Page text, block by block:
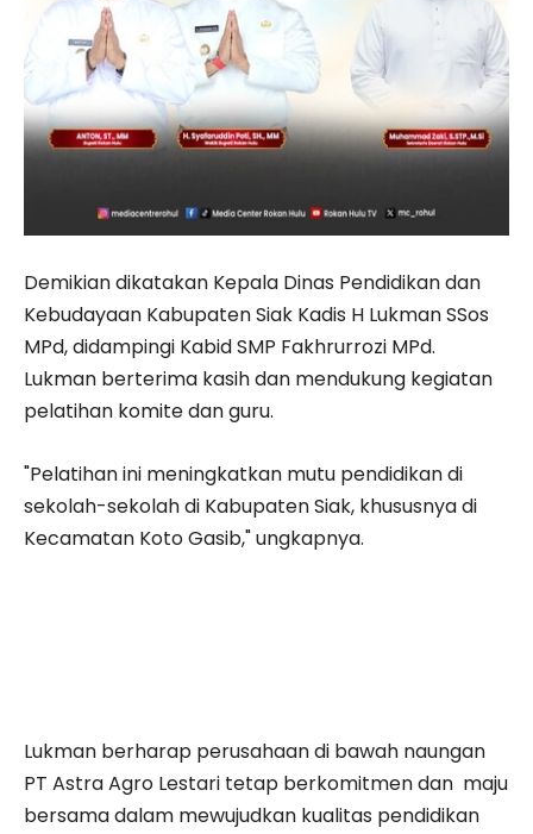
Demikian dikatakan Kepala Dinas Pendidikan dan
Kebudayaan Kabupaten Siak Kadis H Lukman SSos
MPd, didampingi Kabid SMP Fakhrurrozi MPd.
Lukman berterima kasih dan mendukung kegiatan
pelatihan komite dan guru.
"Pelatihan ini meningkatkan mutu pendidikan di
sekolah-sekolah di Kabupaten Siak, khususnya di
Kecamatan Koto Gasib," ungkapnya.
Lukman berharap perusahaan di bawah naungan
PT Astra Agro Lestari tetap berkomitmen dan maju
bersama dalam mewujudkan kualitas pendidikan